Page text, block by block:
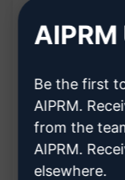
Conteúdo
Facilidade
resultados
Be the first
AIPRM.
from the
AIPRM.
elsewhere.